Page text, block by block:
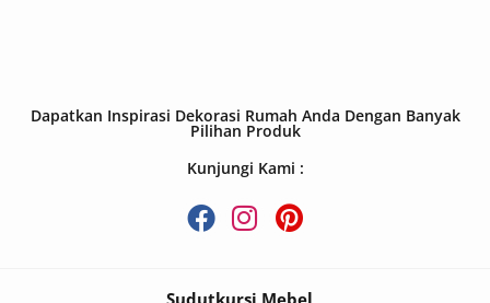
Dapatkan Inspirasi Dekorasi Rumah Anda Dengan Banyak
Pilihan Produk
Kunjungi Kami :